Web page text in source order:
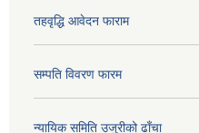
तहवृद्धि आवेदन फाराम
सम्पति विवरण फारम
न्यायिक समिति उजुरीको ढाँचा